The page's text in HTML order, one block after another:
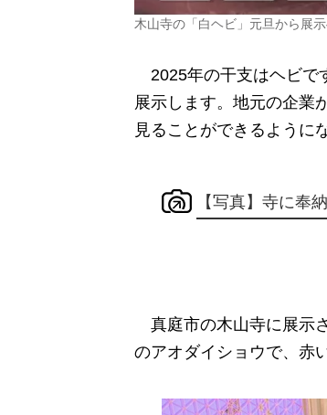
木山寺の「白ヘビ」元旦から
2025年の干支はヘビで
展示します。地元の企業
見ることができるように
【写真】寺に奉
真庭市の木山寺に展示
のアオダイショウで、赤